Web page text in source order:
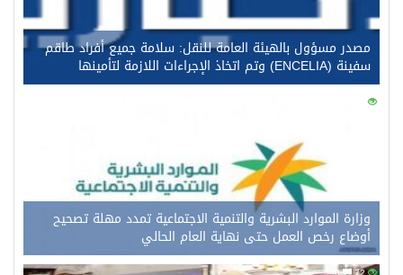
مصدر مسؤول بالهيئة العامة للنقل: سلامة جميع أفراد طاقم
سفينة (ENCELIA) وتم اتخاذ الإجراءات اللازمة لتأمينها
90
وزارة الموارد البشرية والتنمية الاجتماعية تمدد مهلة تصحيح
أوضاع رخص العمل حتى نهاية العام الحالي